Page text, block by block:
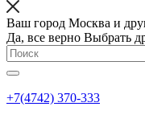
Ваш город Москва и
Да, все верно Выбрать
+7(4742) 370-333